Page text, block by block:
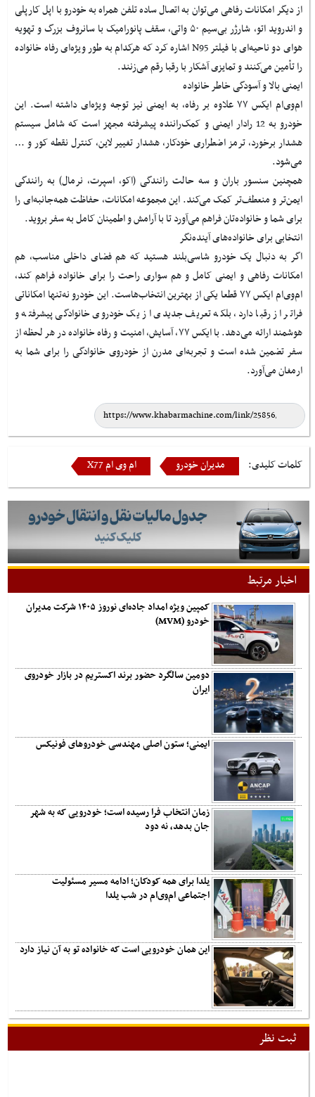
از دیگر امکانات رفاهی می‌توان به اتصال ساده تلفن همراه به خودرو با اپل کارپلی
و اندروید اتو، شارژر بی‌سیم ۵۰ واتی، سقف پانورامیک با سانروف بزرگ و تهویه
هوای دو ناحیه‌ای با فیلتر N95 اشاره کرد که هرکدام به طور ویژه‌ای رفاه خانواده
را تأمین می‌کنند و تمایزی آشکار با رقبا رقم می‌زنند.
ایمنی بالا و آسودگی خاطر خانواده
ام‌وی‌ام ایکس ۷۷ علاوه بر رفاه، به ایمنی نیز توجه ویژه‌ای داشته است. این
خودرو به 12 رادار ایمنی و کمک‌راننده پیشرفته مجهز است که شامل سیستم
هشدار برخورد، ترمز اضطراری خودکار، هشدار تغییر لاین، کنترل نقطه کور و …
می‌شود.
همچنین سنسور باران و سه حالت رانندگی (اکو، اسپرت، نرمال) به رانندگی
ایمن‌تر و منعطف‌تر کمک می‌کند. این مجموعه امکانات، حفاظت همه‌جانبه‌ای را
برای شما و خانواده‌تان فراهم می‌آورد تا با آرامش و اطمینان کامل به سفر بروید.
انتخابی برای خانواده‌های آینده‌نگر
اگر به دنبال یک خودرو شاسی‌بلند هستید که هم فضای داخلی مناسب، هم
امکانات رفاهی و ایمنی کامل و هم سواری راحت را برای خانواده فراهم کند،
ام‌وی‌ام ایکس ۷۷ قطعا یکی از بهترین انتخاب‌هاست. این خودرو نه‌تنها امکاناتی
فراتر از رقبا دارد، بلکه تعریف جدیدی از یک خودروی خانوادگی پیشرفته و
هوشمند ارائه می‌دهد. با ایکس ۷۷، آسایش، امنیت و رفاه خانواده در هر لحظه از
سفر تضمین شده است و تجربه‌ای مدرن از خودروی خانوادگی را برای شما به
ارمغان می‌آورد.
کلمات کلیدی: مدیران خودرو ام وی ام X77
اخبار مرتبط
کمپین ویژه امداد جاده‌ای نوروز ۱۴۰۵ شرکت مدیران
خودرو (MVM)
دومین سالگرد حضور برند اکستریم در بازار خودروی
ایران
ایمنی؛ ستون اصلی مهندسی خودروهای فونیکس
زمان انتخاب فرا رسیده است؛ خودرویی که به شهر
جان بدهد، نه دود
یلدا برای همه کودکان؛ ادامه مسیر مسئولیت
اجتماعی ام‌وی‌ام در شب یلدا
این همان خودرویی است که خانواده تو به آن نیاز دارد
ثبت نظر